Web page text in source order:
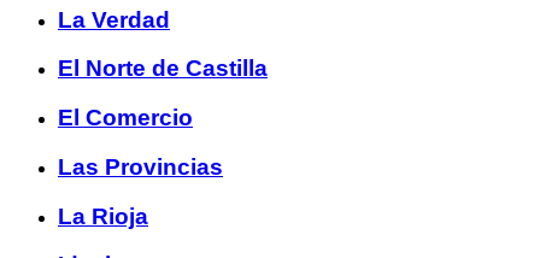
La Verdad
El Norte de Castilla
El Comercio
Las Provincias
La Rioja